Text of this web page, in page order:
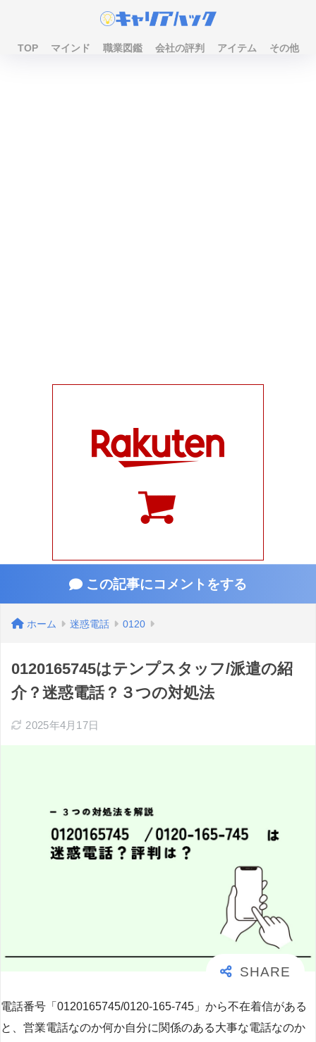
TOP マインド 職業図鑑 会社の評判 アイテム その他
この記事にコメントをする
ホーム 迷惑電話 0120
0120165745はテンプスタッフ/派遣の紹
介？迷惑電話？３つの対処法
2025年4月17日
電話番号「0120165745/0120-165-745」から不在着信がある
と、営業電話なのか何か自分に関係のある大事な電話なのか